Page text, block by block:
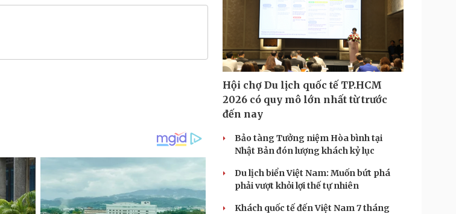
Hội chợ Du lịch quốc tế TP.HCM
2026 có quy mô lớn nhất từ trước
đến nay
Bảo tàng Tưởng niệm Hòa bình tại
Nhật Bản đón lượng khách kỷ lục
Du lịch biển Việt Nam: Muốn bứt phá
phải vượt khỏi lợi thế tự nhiên
Khách quốc tế đến Việt Nam 7 tháng